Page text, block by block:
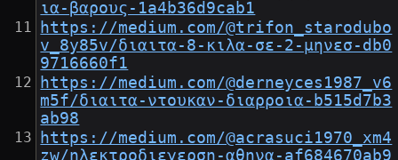
ια-βαρους-1a4b36d9cab1
https://medium.com/@trifon_starodubo
v_8y85v/διαιτα-8-κιλα-σε-2-μηνεσ-db0
9716660f1
https://medium.com/@derneyces1987_v6
m5f/διαιτα-ντουκαν-διαρροια-b515d7b3
ab98
https://medium.com/@acrasuci1970_xm4
zw/ηλεκτροδιεγερση-αθηνα-af684670ab9